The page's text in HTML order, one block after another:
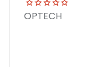
OPTECH